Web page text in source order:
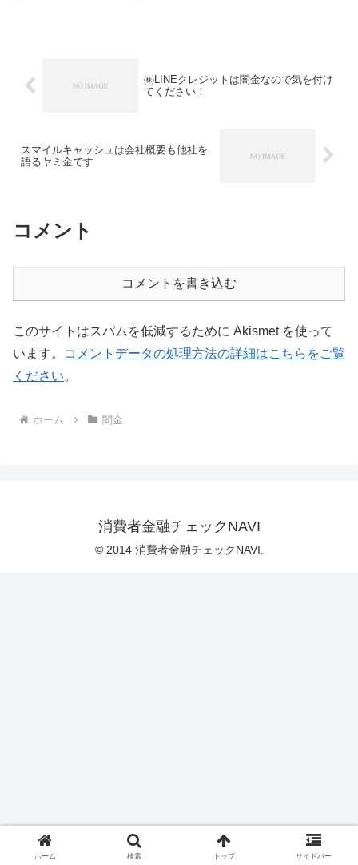
㈱LINEクレジットは闇金なので気を付け
てください！
スマイルキャッシュは会社概要も他社を
語るヤミ金です
コメント
コメントを書き込む
このサイトはスパムを低減するために Akismet を使って
います。
コメントデータの処理方法の詳細はこちらをご覧
ください。
ホーム 闇金
消費者金融チェックNAVI
© 2014 消費者金融チェックNAVI.
ホーム 検索 トップ サイドバー